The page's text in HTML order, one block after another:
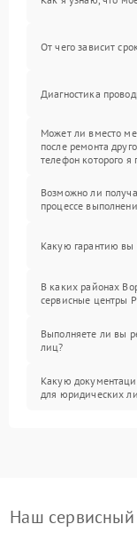
От чего зависит
Диагностика
Может ли вместо
после ремонта
телефон которого я
Возможно ли
процессе
Какую гарантию вы
В каких районах
сервисные центры
Выполняете ли вы
лиц?
Какую
для юридических
Наш